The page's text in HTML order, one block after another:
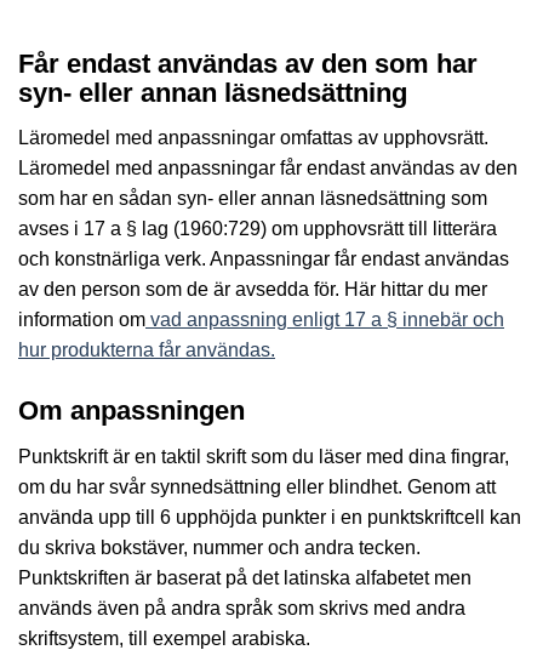
Får endast användas av den som har
syn- eller annan läsnedsättning
Läromedel med anpassningar omfattas av upphovsrätt.
Läromedel med anpassningar får endast användas av den
som har en sådan syn- eller annan läsnedsättning som
avses i 17 a § lag (1960:729) om upphovsrätt till litterära
och konstnärliga verk. Anpassningar får endast användas
av den person som de är avsedda för. Här hittar du mer
information om vad anpassning enligt 17 a § innebär och
hur produkterna får användas.
Om anpassningen
Punktskrift är en taktil skrift som du läser med dina fingrar,
om du har svår synnedsättning eller blindhet. Genom att
använda upp till 6 upphöjda punkter i en punktskriftcell kan
du skriva bokstäver, nummer och andra tecken.
Punktskriften är baserat på det latinska alfabetet men
används även på andra språk som skrivs med andra
skriftsystem, till exempel arabiska.